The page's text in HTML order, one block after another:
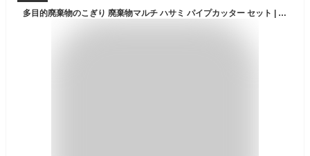
多目的廃棄物のこぎり 廃棄物マルチ ハサミ パイプカッター セット | 万能のこぎり 万能ノコギリ はさみ 粗大ゴミ 解体 のこぎり 工具 金属 パイプ 鋸 粗大ごみ ノコギリ カット 鉄パイプ DIY 防災 カーペット